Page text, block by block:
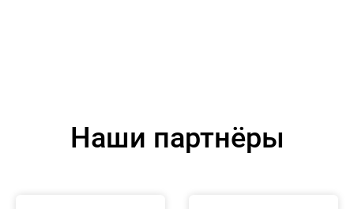
Наши партнёры